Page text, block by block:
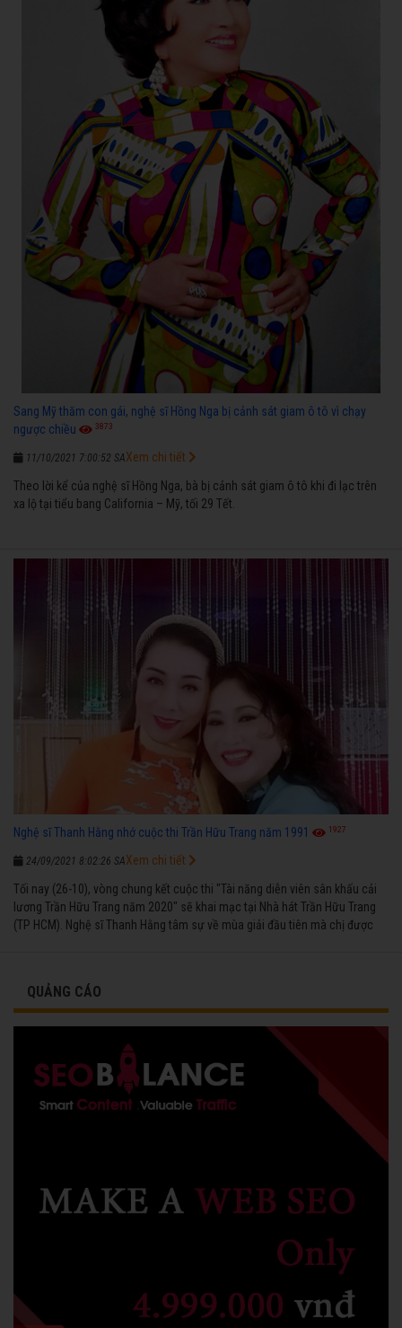
Sang Mỹ thăm con gái, nghệ sĩ Hồng Nga bị cảnh sát giam ô tô vì chạy
ngược chiều
3873
11/10/2021 7:00:52 SA
Theo lời kể của nghệ sĩ Hồng Nga, bà bị cảnh sát giam ô tô khi đi lạc trên
xa lộ tại tiểu bang California – Mỹ, tối 29 Tết.
Xem chi tiết
Nghệ sĩ Thanh Hằng nhớ cuộc thi Trần Hữu Trang năm 1991 1927
24/09/2021 8:02:26 SA
Tối nay (26-10), vòng chung kết cuộc thi "Tài năng diễn viên sân khấu cải
lương Trần Hữu Trang năm 2020" sẽ khai mạc tại Nhà hát Trần Hữu Trang
(TP HCM). Nghệ sĩ Thanh Hằng tâm sự về mùa giải đầu tiên mà chị được
Xem chi tiết
QUẢNG CÁO